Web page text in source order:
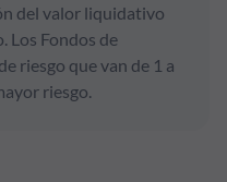
del valor liquidativo
Los Fondos de
riesgo que van de 1 a
riesgo.